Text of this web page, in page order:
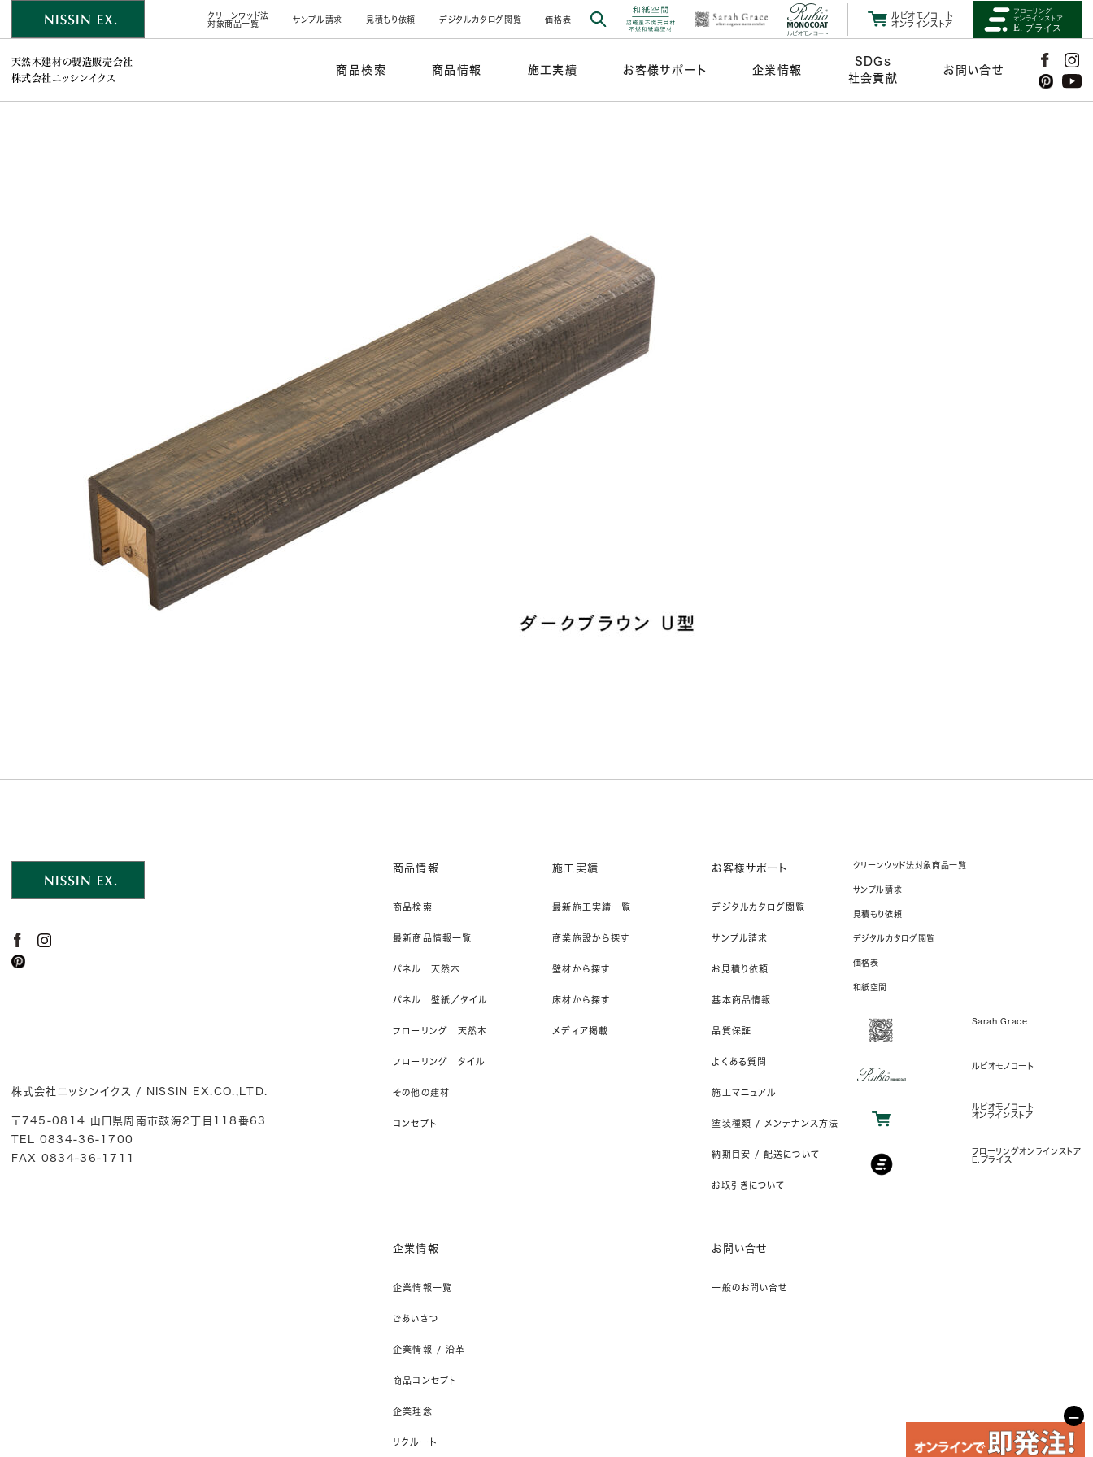
クリーンウッド法
対象商品一覧
サンプル請求 見積もり依頼 デジタルカタログ閲覧 価格表
ルビオモノコート
オンラインストア
天然木建材の製造販売会社
株式会社ニッシンイクス
商品検索 商品情報 施工実績 お客様サポート 企業情報
SDGs
社会貢献
お問い合せ
株式会社ニッシンイクス / NISSIN EX.CO.,LTD.
〒745-0814 山口県周南市鼓海2丁目118番63
TEL 0834-36-1700
FAX 0834-36-1711
商品情報
商品検索
最新商品情報一覧
パネル 天然木
パネル 壁紙／タイル
フローリング 天然木
フローリング タイル
その他の建材
コンセプト
施工実績
最新施工実績一覧
商業施設から探す
壁材から探す
床材から探す
メディア掲載
お客様サポート
デジタルカタログ閲覧
サンプル請求
お見積り依頼
基本商品情報
品質保証
よくある質問
施工マニュアル
塗装種類 / メンテナンス方法
納期目安 / 配送について
お取引きについて
企業情報
企業情報一覧
ごあいさつ
企業情報 / 沿革
商品コンセプト
企業理念
リクルート
お問い合せ
一般のお問い合せ
クリーンウッド法対象商品一覧
サンプル請求
見積もり依頼
デジタルカタログ閲覧
価格表
和紙空間
Sarah Grace
ルビオモノコート
ルビオモノコート
オンラインストア
フローリングオンラインストア
E.プライス
−